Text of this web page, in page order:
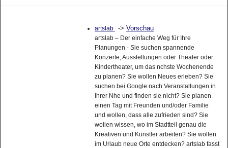
artslab -> Vorschau
artslab – Der einfache Weg für Ihre
Planungen - Sie suchen spannende
Konzerte, Ausstellungen oder Theater oder
Kindertheater, um das nchste Wochenende
zu planen? Sie wollen Neues erleben? Sie
suchen bei Google nach Veranstaltungen in
Ihrer Nhe und finden sie nicht? Sie planen
einen Tag mit Freunden und/oder Familie
und wollen, dass alle zufrieden sind? Sie
wollen wissen, wo im Stadtteil genau die
Kreativen und Künstler arbeiten? Sie wollen
im Urlaub neue Orte entdecken? artslab fasst